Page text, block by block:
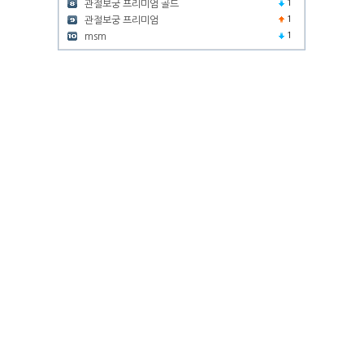
관절보궁 프리미엄 골드 1
관절보궁 프리미엄 1
msm 1